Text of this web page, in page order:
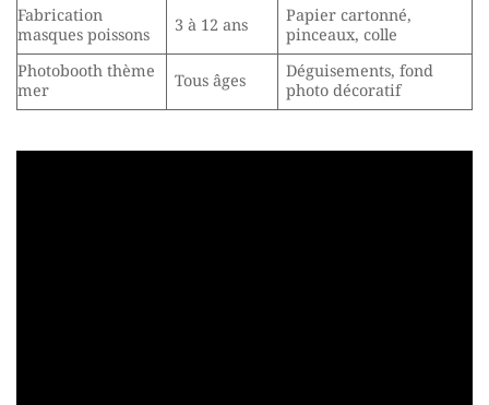
Fabrication
masques poissons
3 à 12 ans
Papier cartonné,
pinceaux, colle
Photobooth thème
mer
Tous âges
Déguisements, fond
photo décoratif